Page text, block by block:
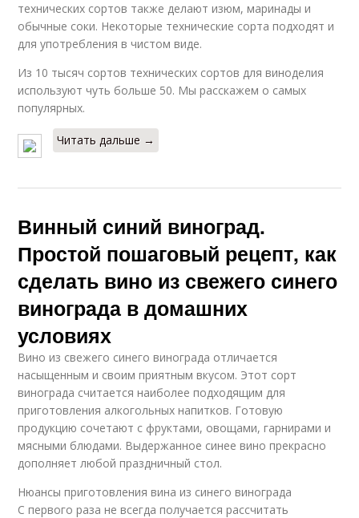
технических сортов также делают изюм, маринады и
обычные соки. Некоторые технические сорта подходят и
для употребления в чистом виде.
Из 10 тысяч сортов технических сортов для виноделия
используют чуть больше 50. Мы расскажем о самых
популярных.
Читать дальше →
Винный синий виноград.
Простой пошаговый рецепт, как
сделать вино из свежего синего
винограда в домашних
условиях
Вино из свежего синего винограда отличается
насыщенным и своим приятным вкусом. Этот сорт
винограда считается наиболее подходящим для
приготовления алкогольных напитков. Готовую
продукцию сочетают с фруктами, овощами, гарнирами и
мясными блюдами. Выдержанное синее вино прекрасно
дополняет любой праздничный стол.
Нюансы приготовления вина из синего винограда
С первого раза не всегда получается рассчитать